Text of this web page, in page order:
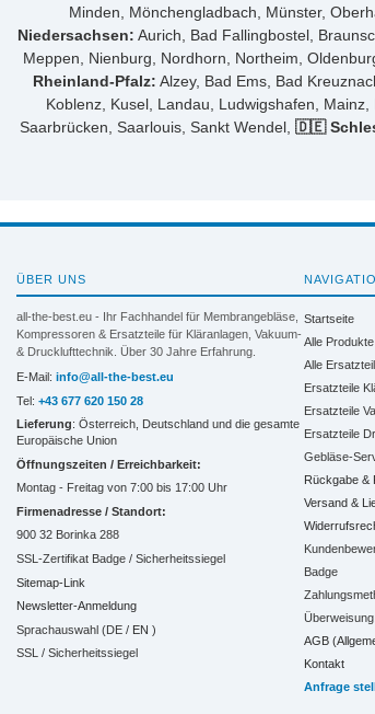
Minden, Mönchengladbach, Münster,
Niedersachsen: Aurich, Bad Fallingbostel,
Meppen, Nienburg, Nordhorn, Northeim,
Rheinland-Pfalz: Alzey, Bad Ems, Bad
Koblenz, Kusel, Landau, Ludwigshafen,
Saarbrücken, Saarlouis, Sankt Wendel, 🇩🇪
ÜBER UNS
all-the-best.eu - Ihr Fachhandel für Membrangebläse,
Kompressoren & Ersatzteile für Kläranlagen, Vakuum-
& Drucklufttechnik. Über 30 Jahre Erfahrung.
E-Mail: info@all-the-best.eu
Tel: +43 677 620 150 28
Lieferung: Österreich, Deutschland und die gesamte
Europäische Union
Öffnungszeiten / Erreichbarkeit:
Montag - Freitag von 7:00 bis 17:00 Uhr
Firmenadresse / Standort:
900 32 Borinka 288
SSL-Zertifikat Badge / Sicherheitssiegel
Sitemap-Link
Newsletter-Anmeldung
Sprachauswahl (DE / EN )
SSL / Sicherheitssiegel
Startseite
Alle Produkte
Alle
Ersatzteile
Ersatzteile
Ersatzteile
Gebläse-
Rückgabe &
Versand &
Badge
AGB
Kontakt
Anfrage